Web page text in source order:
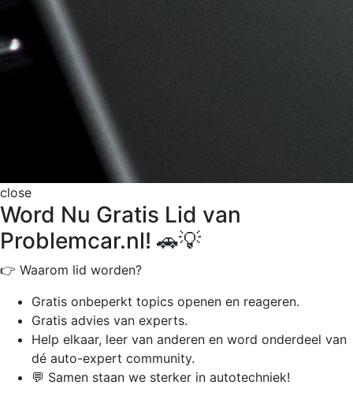
close
Word Nu Gratis Lid van
Problemcar.nl! 🚗💡
👉 Waarom lid worden?
Gratis onbeperkt topics openen en reageren.
Gratis advies van experts.
Help elkaar, leer van anderen en word onderdeel van
dé auto-expert community.
💬 Samen staan we sterker in autotechniek!